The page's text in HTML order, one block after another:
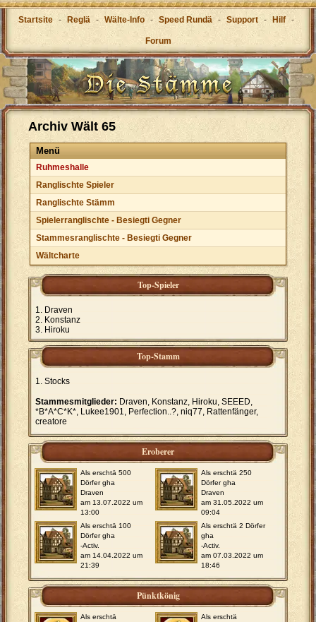
Startsite - Reglä - Wälte-Info - Speed Rundä - Support - Hilf -
Forum
Archiv Wält 65
Menü
Ruhmeshalle
Ranglischte Spieler
Ranglischte Stämm
Spielerranglischte - Besiegti Gegner
Stammesranglischte - Besiegti Gegner
Wältcharte
Top-Spieler
Draven
Konstanz
Hiroku
Top-Stamm
Stocks
Stammesmitglieder: Draven, Konstanz, Hiroku, SEEED,
*B*A*C*K*, Lukee1901, Perfection..?, niq77, Rattenfänger,
creatore
Eroberer
Als erschtä 500
Dörfer gha
Draven
am 13.07.2022 um
13:00
Als erschtä 250
Dörfer gha
Draven
am 31.05.2022 um
09:04
Als erschtä 100
Dörfer gha
-Activ.
am 14.04.2022 um
21:39
Als erschtä 2 Dörfer
gha
-Activ.
am 07.03.2022 um
18:46
Pünktkönig
Als erschtä
Als erschtä